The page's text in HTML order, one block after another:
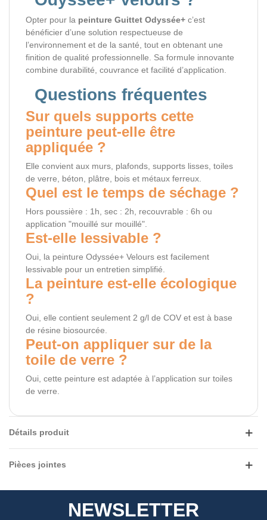
Opter pour la peinture Guittet Odyssée+ c’est
bénéficier d’une solution respectueuse de
l’environnement et de la santé, tout en obtenant une
finition de qualité professionnelle. Sa formule innovante
combine durabilité, couvrance et facilité d’application.
Questions fréquentes
Sur quels supports cette
peinture peut-elle être
appliquée ?
Elle convient aux murs, plafonds, supports lisses, toiles
de verre, béton, plâtre, bois et métaux ferreux.
Quel est le temps de séchage ?
Hors poussière : 1h, sec : 2h, recouvrable : 6h ou
application "mouillé sur mouillé".
Est-elle lessivable ?
Oui, la peinture Odyssée+ Velours est facilement
lessivable pour un entretien simplifié.
La peinture est-elle écologique
?
Oui, elle contient seulement 2 g/l de COV et est à base
de résine biosourcée.
Peut-on appliquer sur de la
toile de verre ?
Oui, cette peinture est adaptée à l’application sur toiles
de verre.
Détails produit
Pièces jointes
NEWSLETTER